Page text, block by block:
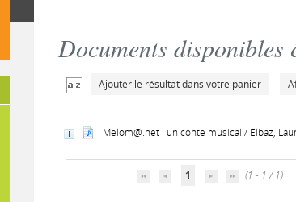
Documents
Ajouter le résultat dans votre panier
Melom@.net : un conte musical / Elbaz,
1 (1 - 1 / 1)